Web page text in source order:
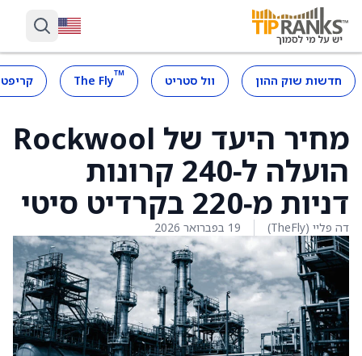
חדשות שוק ההון וול סטריט ™
The Fly
מחיר היעד של Rockwool
הועלה ל‑240 קרונות
דניות מ‑220 בקרדיט סיטי
דה פליי (TheFly) 19 בפברואר 2026